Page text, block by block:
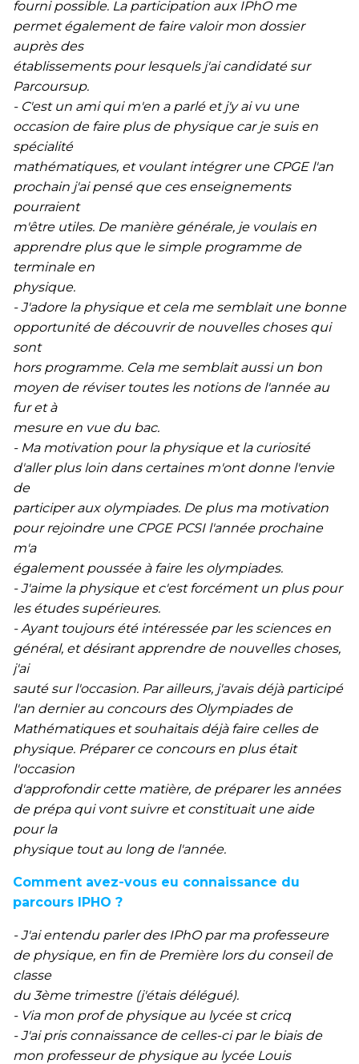
fourni possible. La participation aux IPhO me
permet également de faire valoir mon dossier
auprès des
établissements pour lesquels j'ai candidaté sur
Parcoursup.
- C'est un ami qui m'en a parlé et j'y ai vu une
occasion de faire plus de physique car je suis en
spécialité
mathématiques, et voulant intégrer une CPGE l'an
prochain j'ai pensé que ces enseignements
pourraient
m'être utiles. De manière générale, je voulais en
apprendre plus que le simple programme de
terminale en
physique.
- J'adore la physique et cela me semblait une bonne
opportunité de découvrir de nouvelles choses qui
sont
hors programme. Cela me semblait aussi un bon
moyen de réviser toutes les notions de l'année au
fur et à
mesure en vue du bac.
- Ma motivation pour la physique et la curiosité
d'aller plus loin dans certaines m'ont donne l'envie
de
participer aux olympiades. De plus ma motivation
pour rejoindre une CPGE PCSI l'année prochaine
m'a
également poussée à faire les olympiades.
- J'aime la physique et c'est forcément un plus pour
les études supérieures.
- Ayant toujours été intéressée par les sciences en
général, et désirant apprendre de nouvelles choses,
j'ai
sauté sur l'occasion. Par ailleurs, j'avais déjà participé
l'an dernier au concours des Olympiades de
Mathématiques et souhaitais déjà faire celles de
physique. Préparer ce concours en plus était
l'occasion
d'approfondir cette matière, de préparer les années
de prépa qui vont suivre et constituait une aide
pour la
physique tout au long de l'année.
Comment avez-vous eu connaissance du
parcours IPHO ?
- J'ai entendu parler des IPhO par ma professeure
de physique, en fin de Première lors du conseil de
classe
du 3ème trimestre (j'étais délégué).
- Via mon prof de physique au lycée st cricq
- J'ai pris connaissance de celles-ci par le biais de
mon professeur de physique au lycée Louis